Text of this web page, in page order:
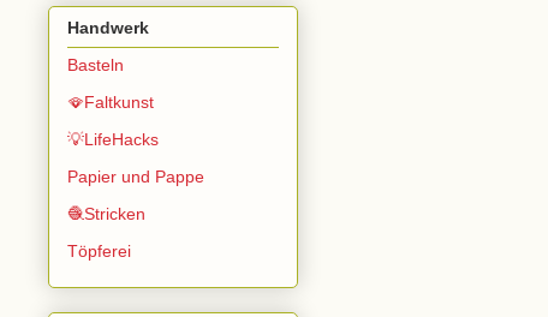
Handwerk
Basteln
🪭Faltkunst
💡LifeHacks
Papier und Pappe
🧶Stricken
Töpferei